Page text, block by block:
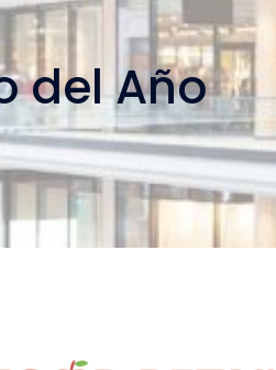
del Año